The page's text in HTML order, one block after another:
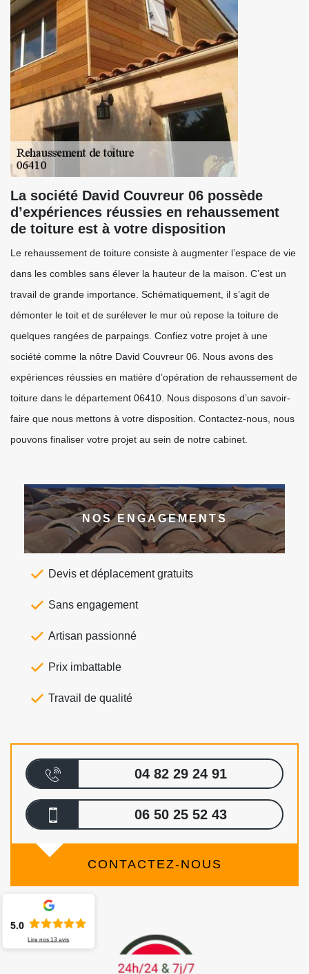
La société David Couvreur 06 possède
d’expériences réussies en rehaussement
de toiture est à votre disposition
Le rehaussement de toiture consiste à augmenter l’espace de vie
dans les combles sans élever la hauteur de la maison. C’est un
travail de grande importance. Schématiquement, il s’agit de
démonter le toit et de surélever le mur où repose la toiture de
quelques rangées de parpaings. Confiez votre projet à une
société comme la nôtre David Couvreur 06. Nous avons des
expériences réussies en matière d’opération de rehaussement de
toiture dans le département 06410. Nous disposons d’un savoir-
faire que nous mettons à votre disposition. Contactez-nous, nous
pouvons finaliser votre projet au sein de notre cabinet.
NOS ENGAGEMENTS
Devis et déplacement gratuits
Sans engagement
Artisan passionné
Prix imbattable
Travail de qualité
04 82 29 24 91
06 50 25 52 43
CONTACTEZ-NOUS
5.0
Lire nos13 avis